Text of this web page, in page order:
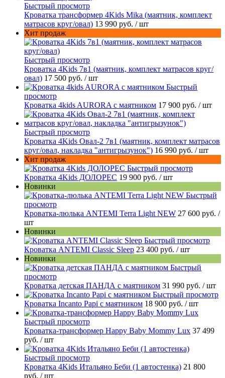
Быстрый просмотр
Кроватка трансформер 4Kids Mika (маятник, комплект
матрасов круг/овал) 13 990 руб. / шт
Хит продаж
Быстрый просмотр
Кроватка 4Kids 7в1 (маятник, комплект матрасов круг/
овал) 17 500 руб. / шт
Быстрый
просмотр
Кроватка 4kids AURORA c маятником 17 900 руб. / шт
Быстрый просмотр
Кроватка 4Kids Овал-2 7в1 (маятник, комплект матрасов
круг/овал, накладка "антигрызунок") 16 990 руб. / шт
Хит продаж
Быстрый просмотр
Кроватка 4Kids ДОЛОРЕС 19 900 руб. / шт
Новинки
Быстрый
просмотр
Кроватка-люлька ANTEMI Terra Light NEW 27 600 руб. /
шт
Новинки
Быстрый просмотр
Кроватка ANTEMI Classic Sleep 23 400 руб. / шт
Новинки
Быстрый
просмотр
Кроватка детская ПАНДА с маятником 31 990 руб. / шт
Быстрый просмотр
Кроватка Incanto Papi с маятником 18 900 руб. / шт
Быстрый просмотр
Кроватка-трансформер Happy Baby Mommy Lux 37 499
руб. / шт
Быстрый просмотр
Кроватка 4Kids Итальяно Беби (1 автостенка) 21 800
руб. / шт